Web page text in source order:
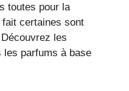
toutes pour la
certaines sont
les
les parfums à base